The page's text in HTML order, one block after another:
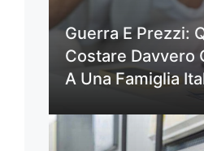
Guerra E Prezzi:
Costare Davvero
A Una Famiglia